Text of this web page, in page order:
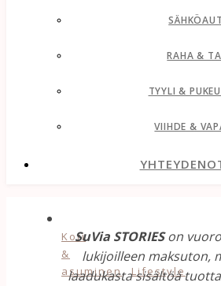
RAHA &
TYYLI &
VIIHDE &
Koti
&
asuminen,Lifestyle
SuVia STORIESon
lukijoilleen maksuton,
laadukasta sisältöä